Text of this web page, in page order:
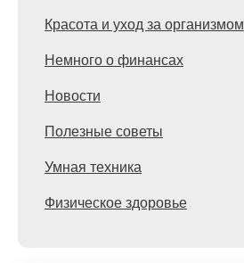
Красота и уход за организмом
Немного о финансах
Новости
Полезные советы
Умная техника
Физическое здоровье